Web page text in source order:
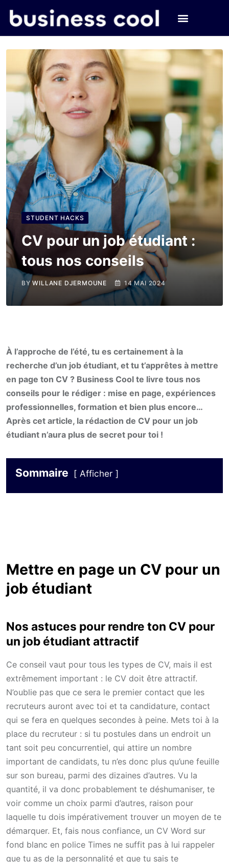
STUDENT HACKS
CV pour un job étudiant :
tous nos conseils
BYWILLANE DJERMOUNE 14 MAI 2024
À l’approche de l’été, tu es certainement à la
recherche d’un job étudiant, et tu t’apprêtes à mettre
en page ton CV ? Business Cool te livre tous nos
conseils pour le rédiger : mise en page, expériences
professionnelles, formation et bien plus encore…
Après cet article, la rédaction de CV pour un job
étudiant n’aura plus de secret pour toi !
Sommaire Afficher
Mettre en page un CV pour un
job étudiant
Nos astuces pour rendre ton CV pour
un job étudiant attractif
Ce conseil vaut pour tous les types de CV, mais il est
extrêmement important : le CV doit être attractif.
N’oublie pas que ce sera le premier contact que les
recruteurs auront avec toi et ta candidature, contact
qui se fera en quelques secondes à peine. Mets toi à la
place du recruteur : si tu postules dans un endroit un
tant soit peu concurrentiel, qui attire un nombre
important de candidats, tu n’es donc plus qu’une feuille
sur son bureau, parmi des dizaines d’autres. Vu la
quantité, il va donc probablement te déshumaniser, te
voir comme un choix parmi d’autres, raison pour
laquelle tu dois impérativement trouver un moyen de te
démarquer. Et, fais nous confiance, un CV Word sur
fond blanc en police Times ne suffit pas à lui rappeler
que tu as de la personnalité et que tu sais te